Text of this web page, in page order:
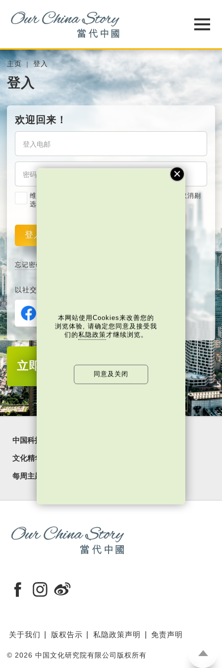
主页 登入
登入
欢迎回来！
维持我的登入状态两星期 (若使用共用电脑，紧记取消剔
选)
登入
忘记密码
以社交媒体平台注册或登入∶
立即注册 成为当代中国会员
中国科技
文化精华
每周主题
关于我们 版权告示 私隐政策声明 免责声明
© 2026 中国文化研究院有限公司版权所有
本网站使用Cookies来改善您的
浏览体验, 请确定您同意及接受我
们的私隐政策才继续浏览。
同意及关闭